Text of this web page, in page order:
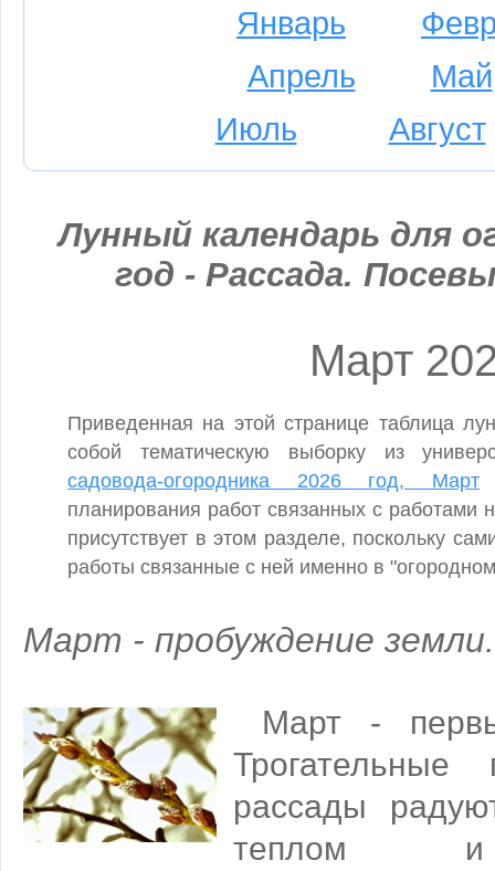
Январь
Апрель
Май
Июль
Август
Лунный календарь для
год - Рассада.
Март
Приведенная на этой странице таблица
собой тематическую выборку из
садовода-огородника 2026 год, Март
планирования работ связанных с работами
присутствует в этом разделе, поскольку
работы связанные с ней именно в
Март - пробуждение земли.
Март -
Трогательные
рассады
теплом и